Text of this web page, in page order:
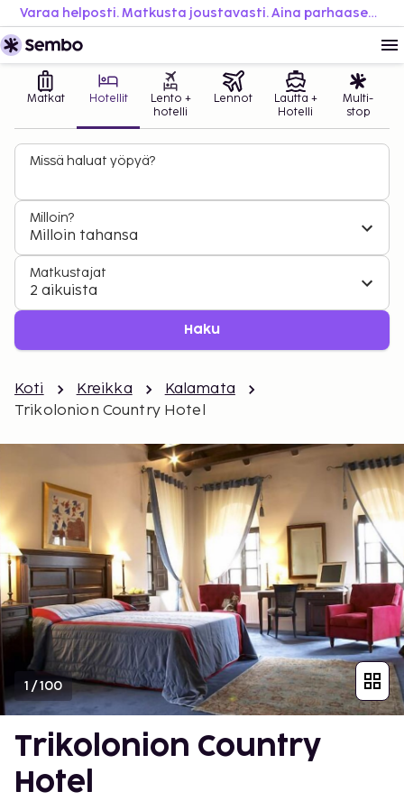
Varaa helposti. Matkusta joustavasti. Aina parhaaseen hintaan.
Matkat Hotellit
Lento +
hotelli
Lennot
Lautta +
Hotelli
Multi-
stop
Missä haluat yöpyä?
Milloin?
Milloin tahansa
Matkustajat
2 aikuista
Haku
Koti Kreikka
Kalamata
Trikolonion Country Hotel
1 /100
Trikolonion Country
Hotel